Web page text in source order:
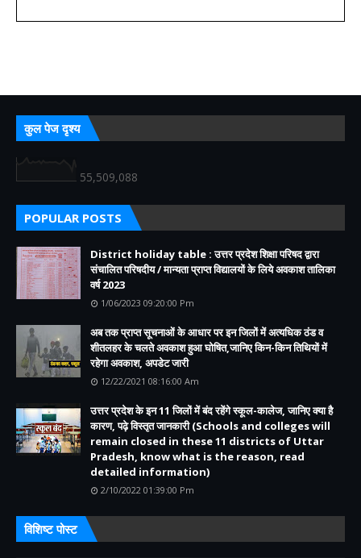
कुल पेज दृश्य
55,509,088
POPULAR POSTS
District holiday table : उत्तर प्रदेश शिक्षा परिषद द्वारा
संचालित परिषदीय / मान्यता प्राप्त विद्यालयों के लिये अवकाश तालिका
वर्ष 2023
1/06/2023 09:20:00 Pm
अब तक प्राप्त सूचनाओं के आधार पर इन जिलों में अत्यधिक ठंड व
शीतलहर के चलते अवकाश हुआ घोषित,जानिए किन-किन तिथियों में
रहेगा अवकाश, अपडेट जारी
12/22/2021 08:16:00 Am
उत्तर प्रदेश के इन 11 जिलों में बंद रहेंगे स्कूल-कालेज, जानिए क्या है
कारण, पढ़े विस्तृत जानकारी (Schools and colleges will
remain closed in these 11 districts of Uttar
Pradesh, know what is the reason, read
detailed information)
2/10/2022 01:39:00 Pm
विशिष्ट पोस्ट